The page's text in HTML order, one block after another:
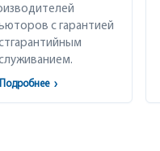
с гарантией
Подробнее ›